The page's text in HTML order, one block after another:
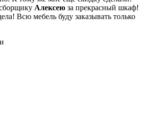
Алексею за прекрасный шкаф!
Всю мебель буду заказывать только